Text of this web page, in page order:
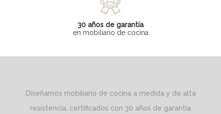
30 años de garantía
en mobiliario de cocina
Diseñamos mobiliario de cocina a medida y de alta
resistencia, certificados con 30 años de garantía